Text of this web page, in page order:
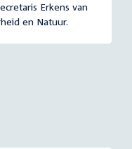
Erkens van
en Natuur.